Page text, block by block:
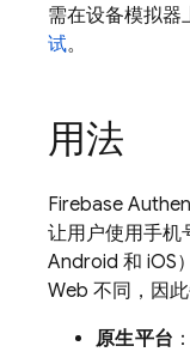
需在设备模拟器
试。
用法
Firebase
让用户使用手机
Android 和 iOS
Web 不同，因
原生平台 ：